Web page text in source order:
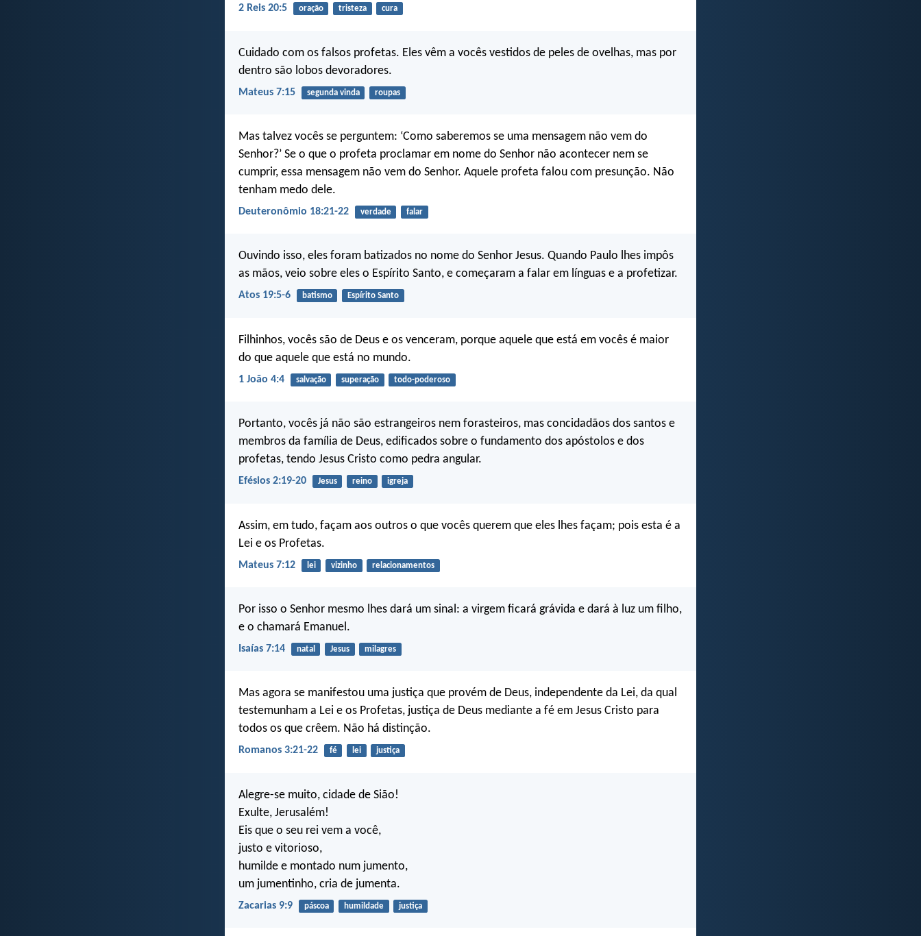
2 Reis 20:5 oração tristeza cura
Cuidado com os falsos profetas. Eles vêm a vocês vestidos de peles de ovelhas, mas por
dentro são lobos devoradores.
Mateus 7:15 segunda vinda roupas
Mas talvez vocês se perguntem: ‘Como saberemos se uma mensagem não vem do
Senhor?’ Se o que o profeta proclamar em nome do Senhor não acontecer nem se
cumprir, essa mensagem não vem do Senhor. Aquele profeta falou com presunção. Não
tenham medo dele.
Deuteronômio 18:21-22 verdade falar
Ouvindo isso, eles foram batizados no nome do Senhor Jesus. Quando Paulo lhes impôs
as mãos, veio sobre eles o Espírito Santo, e começaram a falar em línguas e a profetizar.
Atos 19:5-6 batismo Espírito Santo
Filhinhos, vocês são de Deus e os venceram, porque aquele que está em vocês é maior
do que aquele que está no mundo.
1 João 4:4 salvação superação todo-poderoso
Portanto, vocês já não são estrangeiros nem forasteiros, mas concidadãos dos santos e
membros da família de Deus, edificados sobre o fundamento dos apóstolos e dos
profetas, tendo Jesus Cristo como pedra angular.
Efésios 2:19-20 Jesus reino igreja
Assim, em tudo, façam aos outros o que vocês querem que eles lhes façam; pois esta é a
Lei e os Profetas.
Mateus 7:12 lei vizinho relacionamentos
Por isso o Senhor mesmo lhes dará um sinal: a virgem ficará grávida e dará à luz um filho,
e o chamará Emanuel.
Isaías 7:14 natal Jesus milagres
Mas agora se manifestou uma justiça que provém de Deus, independente da Lei, da qual
testemunham a Lei e os Profetas, justiça de Deus mediante a fé em Jesus Cristo para
todos os que crêem. Não há distinção.
Romanos 3:21-22 fé lei justiça
Alegre-se muito, cidade de Sião!
Exulte, Jerusalém!
Eis que o seu rei vem a você,
justo e vitorioso,
humilde e montado num jumento,
um jumentinho, cria de jumenta.
Zacarias 9:9 páscoa humildade justiça